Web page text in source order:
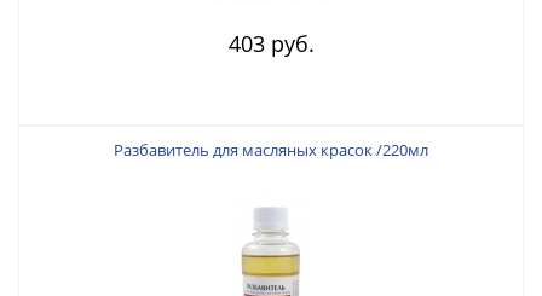
403 руб.
Разбавитель для масляных красок /220мл